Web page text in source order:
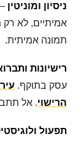
ניסיון ומוניטין
אמיתיים, לא
תמונה אמיתית.
רישיונות
עסק בתוקף.
הרישוי. אל
תפעול